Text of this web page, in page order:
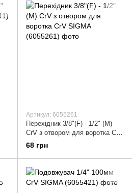
Артикул: 6055261
Перехідник 3/8"(F) - 1/2" (M)
CrV з отвором для воротка CrV
SIGMA (6055261)
68 грн